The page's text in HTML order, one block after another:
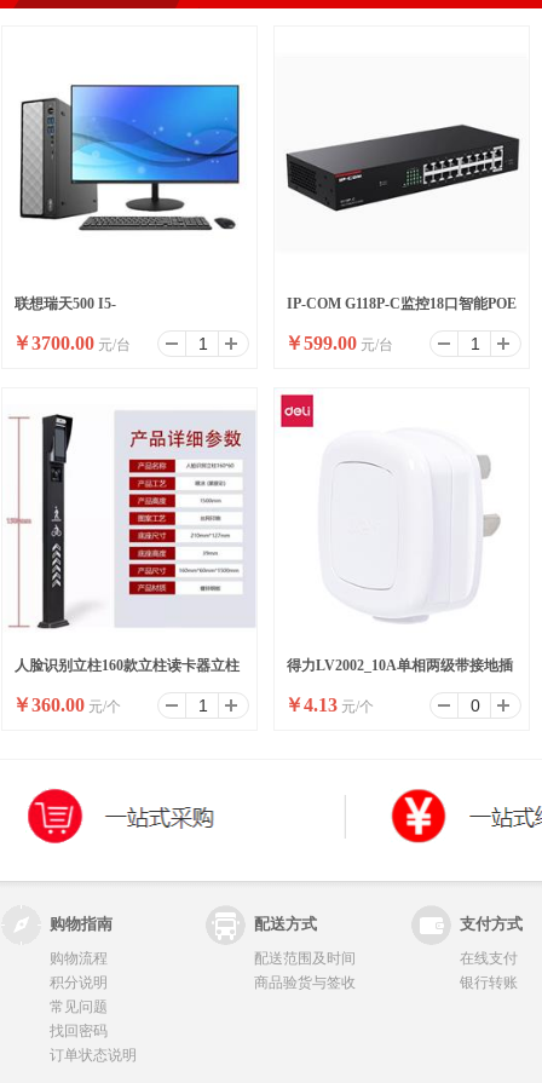
联想瑞天500 I5-
13500HX/16G/512SSD/WIFI/8
￥3700.00 元/台
IP-COM G118P-C监控18口智能POE
高功率全千兆交换机
￥599.00 元/台
人脸识别立柱160款立柱读卡器立柱
刷卡器立柱按钮立柱
￥360.00 元/个
得力LV2002_10A单相两级带接地插
头_彩盒装(白)(10/盒)
￥4.13 元/个
购物指南 配送方式 支付方式
购物流程
积分说明
常见问题
找回密码
订单状态说明
配送范围及时间
商品验货与签收
在线支付
银行转账